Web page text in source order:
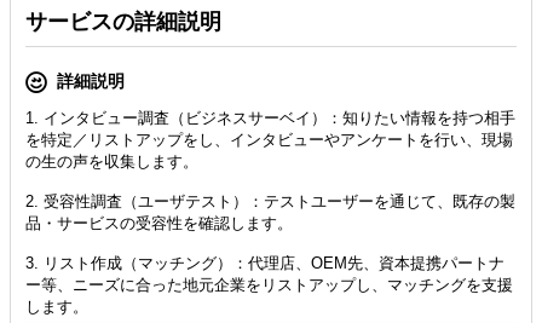
サービスの詳細説明
詳細説明
1. インタビュー調査（ビジネスサーベイ）：知りたい情報を持つ相手
を特定／リストアップをし、インタビューやアンケートを行い、現場
の生の声を収集します。
2. 受容性調査（ユーザテスト）：テストユーザーを通じて、既存の製
品・サービスの受容性を確認します。
3. リスト作成（マッチング）：代理店、OEM先、資本提携パートナ
ー等、ニーズに合った地元企業をリストアップし、マッチングを支援
します。